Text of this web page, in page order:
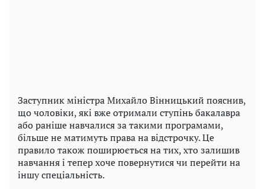
Заступник міністра Михайло Вінницький пояснив,
що чоловіки, які вже отримали ступінь бакалавра
або раніше навчалися за такими програмами,
більше не матимуть права на відстрочку. Це
правило також поширюється на тих, хто залишив
навчання і тепер хоче повернутися чи перейти на
іншу спеціальність.